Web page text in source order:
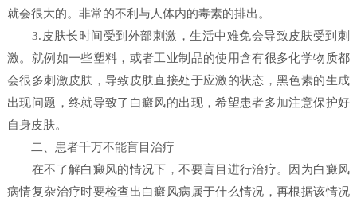
就会很大的。非常的不利与人体内的毒素的排出。
3.皮肤长时间受到外部刺激，生活中难免会导致皮肤受到刺
激。就例如一些塑料，或者工业制品的使用含有很多化学物质都
会很多刺激皮肤，导致皮肤直接处于应激的状态，黑色素的生成
出现问题，终就导致了白癜风的出现，希望患者多加注意保护好
自身皮肤。
二、患者千万不能盲目治疗
在不了解白癜风的情况下，不要盲目进行治疗。因为白癜风
病情复杂治疗时要检查出白癜风病属于什么情况，再根据该情况